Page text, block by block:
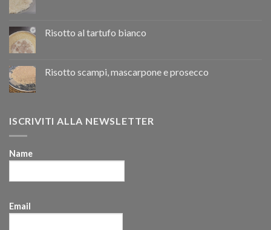
Risotto al tartufo bianco
Risotto scampi, mascarpone e prosecco
ISCRIVITI ALLA NEWSLETTER
Name
Email